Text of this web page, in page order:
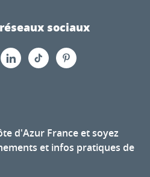
sociaux
d'Azur France et soyez
et infos pratiques de